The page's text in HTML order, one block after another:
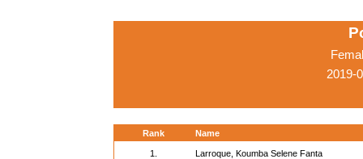
2019-
Rank Name
1. Larroque, Koumba Selene Fanta